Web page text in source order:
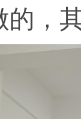
的，